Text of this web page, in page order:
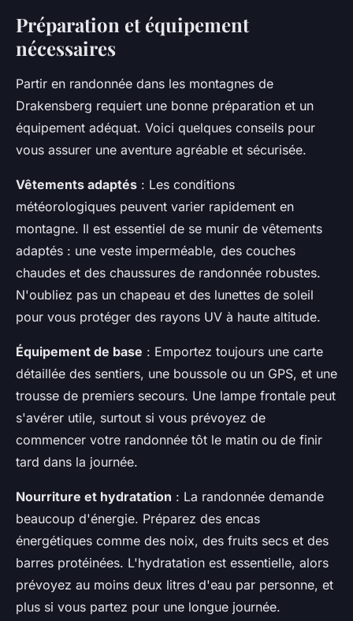
Préparation et équipement
nécessaires
Partir en randonnée dans les montagnes de
Drakensberg requiert une bonne préparation et un
équipement adéquat. Voici quelques conseils pour
vous assurer une aventure agréable et sécurisée.
Vêtements adaptés : Les conditions
météorologiques peuvent varier rapidement en
montagne. Il est essentiel de se munir de vêtements
adaptés : une veste imperméable, des couches
chaudes et des chaussures de randonnée robustes.
N'oubliez pas un chapeau et des lunettes de soleil
pour vous protéger des rayons UV à haute altitude.
Équipement de base : Emportez toujours une carte
détaillée des sentiers, une boussole ou un GPS, et une
trousse de premiers secours. Une lampe frontale peut
s'avérer utile, surtout si vous prévoyez de
commencer votre randonnée tôt le matin ou de finir
tard dans la journée.
Nourriture et hydratation : La randonnée demande
beaucoup d'énergie. Préparez des encas
énergétiques comme des noix, des fruits secs et des
barres protéinées. L'hydratation est essentielle, alors
prévoyez au moins deux litres d'eau par personne, et
plus si vous partez pour une longue journée.